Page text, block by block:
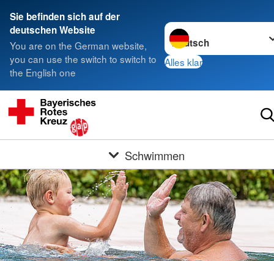
Sie befinden sich auf der
deutschen Website
You are on the German website,
you can use the switch to switch to
the English one
Sprache wechseln zu
Alles klar
Schwimmen